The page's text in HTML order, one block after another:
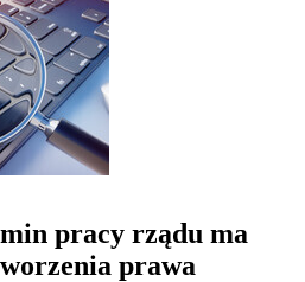
pracy rządu ma
prawa